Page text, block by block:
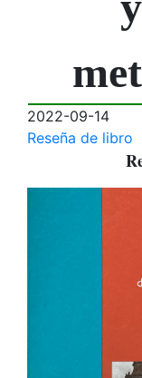
2022-09-14
Reseña de libro